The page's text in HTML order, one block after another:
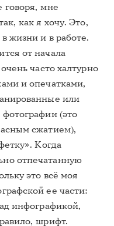
говоря, мне
как я хочу. Это,
жизни и в работе.
от начала
часто халтурно
и опечатками,
или
фотографии (это
сжатием),
Когда
отпечатанную
это всё моя
ее части:
инфографикой,
шрифт.